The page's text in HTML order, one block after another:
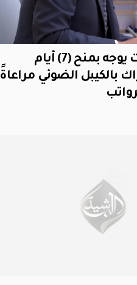
وزير الاتصالات يوجه بمنح (7) أيام
بالكيبل الضوئي مراعاةً